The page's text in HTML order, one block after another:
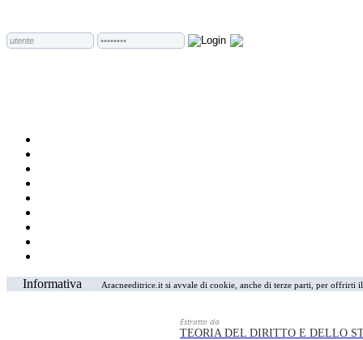
Informativa Aracneeditrice.it si avvale di cookie, anche di terze parti, per
Estratto da
TEORIA DEL DIRITTO E DELLO